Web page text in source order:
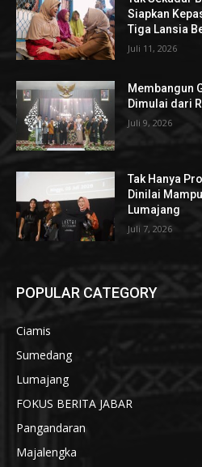
Siapkan
Tiga Lansia
Juli 11, 2026
Membangun
Dimulai dari
Juli 9, 2026
Tak Hanya
Dinilai
Lumajang
Juli 7, 2026
POPULAR CATEGORY
Ciamis
Sumedang
Lumajang
FOKUS BERITA JABAR
Pangandaran
Majalengka